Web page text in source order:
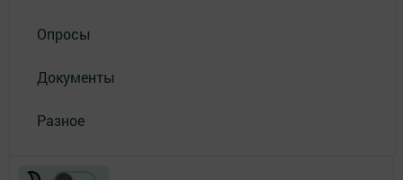
Опросы
Документы
Разное